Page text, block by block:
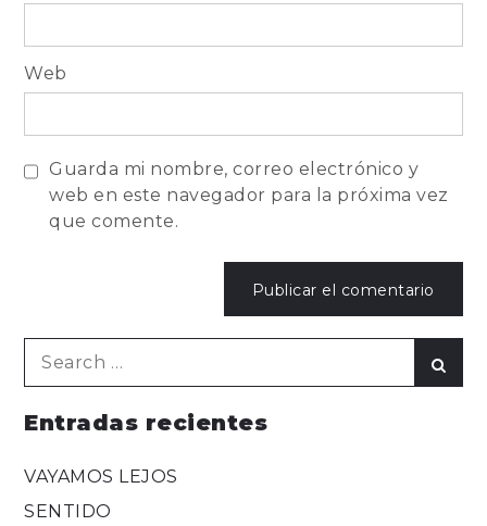
Web
Guarda mi nombre, correo electrónico y
web en este navegador para la próxima vez
que comente.
Entradas recientes
VAYAMOS LEJOS
SENTIDO